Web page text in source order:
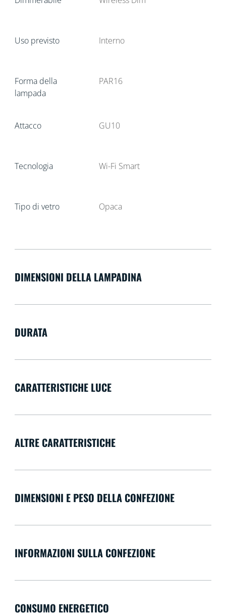
Uso previsto Interno
Forma della
lampada
PAR16
Attacco GU10
Tecnologia Wi-Fi Smart
Tipo di vetro Opaca
DIMENSIONI DELLA LAMPADINA
DURATA
CARATTERISTICHE LUCE
ALTRE CARATTERISTICHE
DIMENSIONI E PESO DELLA CONFEZIONE
INFORMAZIONI SULLA CONFEZIONE
CONSUMO ENERGETICO